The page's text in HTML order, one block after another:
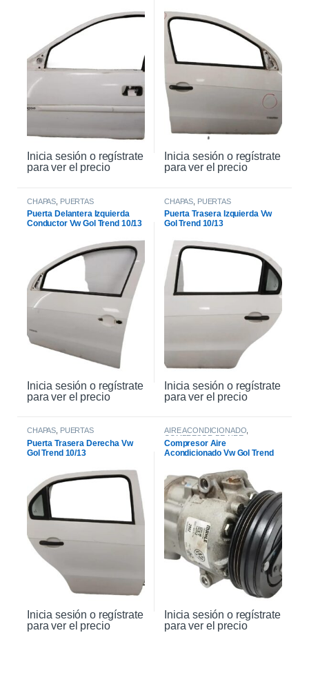
Inicia sesión o regístrate
para ver el precio
Inicia sesión o regístrate
para ver el precio
CHAPAS PUERTAS
Puerta Delantera Izquierda
Conductor Vw Gol Trend 10/13
Inicia sesión o regístrate
para ver el precio
CHAPAS PUERTAS
Puerta Trasera Izquierda Vw
Gol Trend 10/13
Inicia sesión o regístrate
para ver el precio
CHAPAS PUERTAS
Puerta Trasera Derecha Vw
Gol Trend 10/13
Inicia sesión o regístrate
para ver el precio
AIRE ACONDICIONADO
COMPRESOR DE AIRE
Compresor Aire
Acondicionado Vw Gol Trend
Inicia sesión o regístrate
para ver el precio